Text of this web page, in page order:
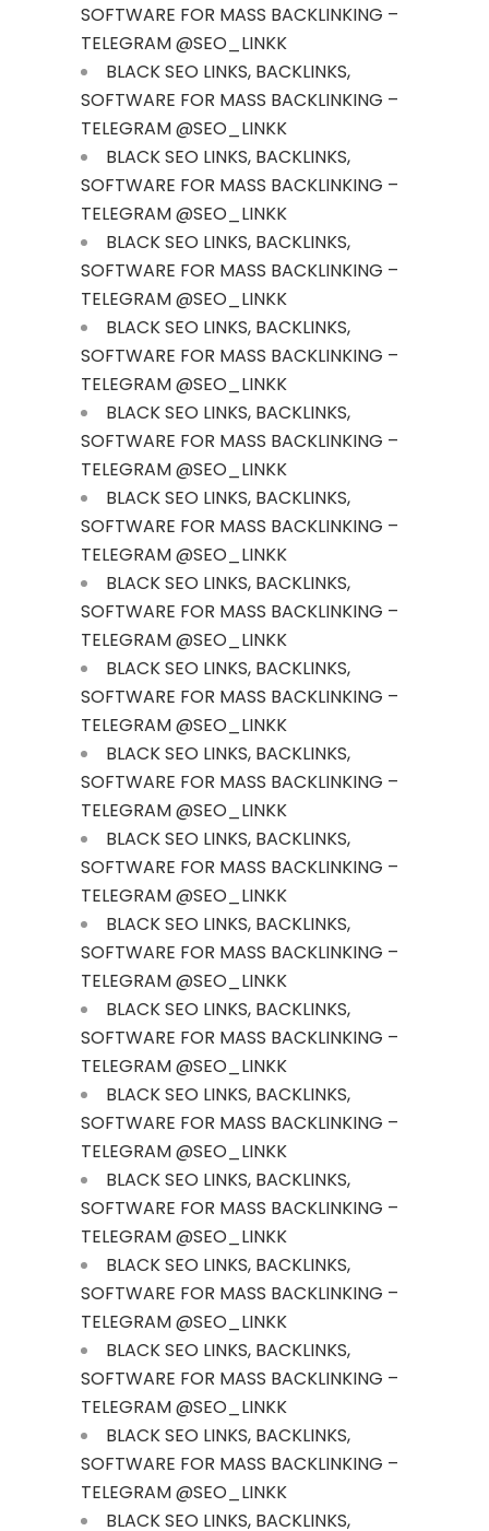
SOFTWARE FOR MASS BACKLINKING –
TELEGRAM @SEO_LINKK
BLACK SEO LINKS, BACKLINKS,
SOFTWARE FOR MASS BACKLINKING –
TELEGRAM @SEO_LINKK
BLACK SEO LINKS, BACKLINKS,
SOFTWARE FOR MASS BACKLINKING –
TELEGRAM @SEO_LINKK
BLACK SEO LINKS, BACKLINKS,
SOFTWARE FOR MASS BACKLINKING –
TELEGRAM @SEO_LINKK
BLACK SEO LINKS, BACKLINKS,
SOFTWARE FOR MASS BACKLINKING –
TELEGRAM @SEO_LINKK
BLACK SEO LINKS, BACKLINKS,
SOFTWARE FOR MASS BACKLINKING –
TELEGRAM @SEO_LINKK
BLACK SEO LINKS, BACKLINKS,
SOFTWARE FOR MASS BACKLINKING –
TELEGRAM @SEO_LINKK
BLACK SEO LINKS, BACKLINKS,
SOFTWARE FOR MASS BACKLINKING –
TELEGRAM @SEO_LINKK
BLACK SEO LINKS, BACKLINKS,
SOFTWARE FOR MASS BACKLINKING –
TELEGRAM @SEO_LINKK
BLACK SEO LINKS, BACKLINKS,
SOFTWARE FOR MASS BACKLINKING –
TELEGRAM @SEO_LINKK
BLACK SEO LINKS, BACKLINKS,
SOFTWARE FOR MASS BACKLINKING –
TELEGRAM @SEO_LINKK
BLACK SEO LINKS, BACKLINKS,
SOFTWARE FOR MASS BACKLINKING –
TELEGRAM @SEO_LINKK
BLACK SEO LINKS, BACKLINKS,
SOFTWARE FOR MASS BACKLINKING –
TELEGRAM @SEO_LINKK
BLACK SEO LINKS, BACKLINKS,
SOFTWARE FOR MASS BACKLINKING –
TELEGRAM @SEO_LINKK
BLACK SEO LINKS, BACKLINKS,
SOFTWARE FOR MASS BACKLINKING –
TELEGRAM @SEO_LINKK
BLACK SEO LINKS, BACKLINKS,
SOFTWARE FOR MASS BACKLINKING –
TELEGRAM @SEO_LINKK
BLACK SEO LINKS, BACKLINKS,
SOFTWARE FOR MASS BACKLINKING –
TELEGRAM @SEO_LINKK
BLACK SEO LINKS, BACKLINKS,
SOFTWARE FOR MASS BACKLINKING –
TELEGRAM @SEO_LINKK
BLACK SEO LINKS, BACKLINKS,